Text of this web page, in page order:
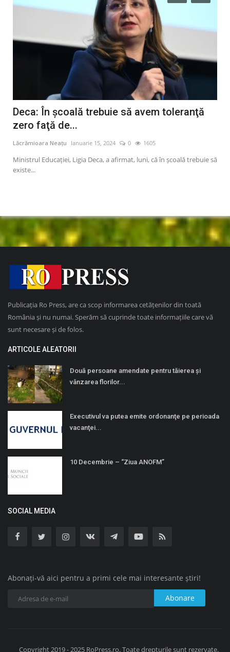
Deca: În şcoală trebuie să avem toleranţă
zero faţă de...
Lăcrămioara Neațu Ianuarie 15, 2024 0 1605
Ministrul Educaţiei, Ligia Deca, a afirmat, luni, că în şcoală trebuie să
existe...
Publicația Ro Press, are ca scop informarea cetățenilor din toată
România și nu numai. Sperăm să cuprinde toate informațiile care vă
sunt necesare și de folos.
ARTICOLE ALEATORII
Două persoane amendate pentru tăierea și
vânzarea florilor...
Executivul va putea emite ordonanţe pe perioada
vacanţei...
10 Decembrie – “Ziua ANOFM”
SOCIAL MEDIA
Abonați-vă aici pentru a primi cele mai interesante știri!
Abonare
Copyright 2019 - 2025 RoPress.ro. Toate drepturile sunt rezervate.